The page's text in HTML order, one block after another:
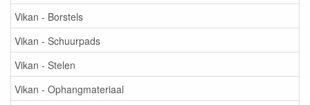
Vikan - Borstels
Vikan - Schuurpads
Vikan - Stelen
Vikan - Ophangmateriaal